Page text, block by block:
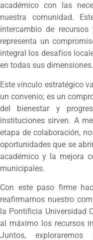
académico con las
nuestra comunidad.
intercambio de
representa un
integral los desafíos
en todas sus dimensiones.
Este vínculo estratégico
un convenio; es un
del bienestar y
instituciones sirven. A
etapa de colaboración,
oportunidades que se
académico y la mejora
municipales.
Con este paso firme
reafirmamos nuestro
la Pontificia Universidad
al máximo los recursos
Juntos, exploraremos